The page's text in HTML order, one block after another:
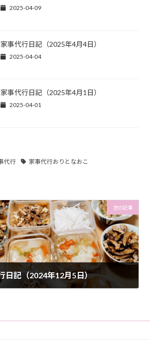
2025-04-09
家事代行日記（2025年4月4日）
2025-04-04
家事代行日記（2025年4月1日）
2025-04-01
代行
家事代行おりとなおこ
次の記事
日記（2024年12月5日）